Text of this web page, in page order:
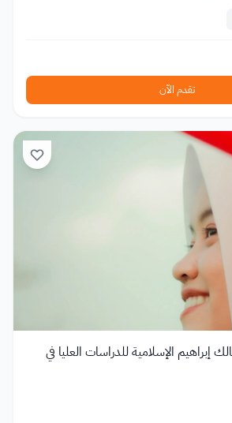
تقدم الآن
إبراهيم الإسلامية للدراسات العليا في